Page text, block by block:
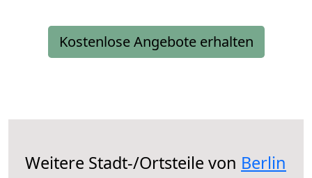
Kostenlose Angebote erhalten
Weitere Stadt-/Ortsteile von Berlin